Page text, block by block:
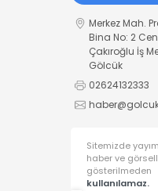
Merkez Mah.
Bina No: 2
Çakıroğlu İş
Gölcük
02624132333
Sitemizde
haber ve
gösterilmeden
kullanılamaz.